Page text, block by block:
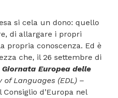
si cela un dono: quello
di allargare i propri
propria conoscenza. Ed è
che, il 26 settembre di
Giornata Europea delle
of Languages (EDL) –
d’Europa nel